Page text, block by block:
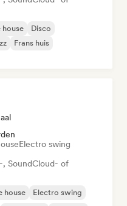
house
Disco
Frans huis
Electro swing
, SoundCloud- of
house
Electro swing